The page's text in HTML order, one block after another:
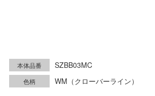
本体品番 SZBB03MC
色柄 WM（クローバーライン）